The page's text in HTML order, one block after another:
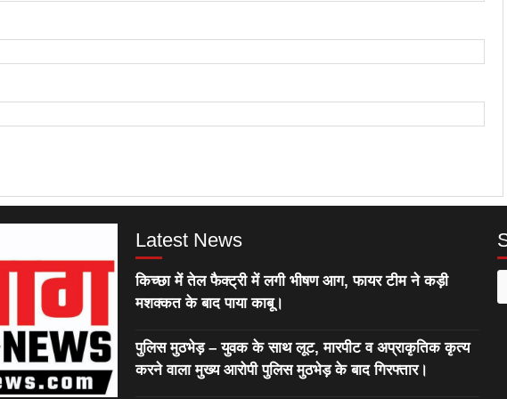
Latest News
किच्छा में तेल फैक्ट्री में लगी भीषण आग, फायर टीम ने कड़ी
मशक्कत के बाद पाया काबू।
पुलिस मुठभेड़ – युवक के साथ लूट, मारपीट व अप्राकृतिक कृत्य
करने वाला मुख्य आरोपी पुलिस मुठभेड़ के बाद गिरफ्तार।